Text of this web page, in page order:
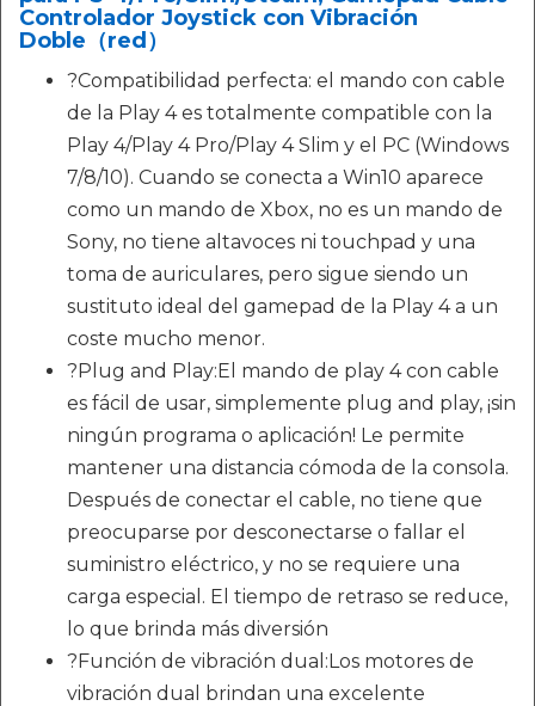
Controlador Joystick con Vibración
Doble（red）
?Compatibilidad perfecta: el mando con cable
de la Play 4 es totalmente compatible con la
Play 4/Play 4 Pro/Play 4 Slim y el PC (Windows
7/8/10). Cuando se conecta a Win10 aparece
como un mando de Xbox, no es un mando de
Sony, no tiene altavoces ni touchpad y una
toma de auriculares, pero sigue siendo un
sustituto ideal del gamepad de la Play 4 a un
coste mucho menor.
?Plug and Play:El mando de play 4 con cable
es fácil de usar, simplemente plug and play, ¡sin
ningún programa o aplicación! Le permite
mantener una distancia cómoda de la consola.
Después de conectar el cable, no tiene que
preocuparse por desconectarse o fallar el
suministro eléctrico, y no se requiere una
carga especial. El tiempo de retraso se reduce,
lo que brinda más diversión
?Función de vibración dual:Los motores de
vibración dual brindan una excelente